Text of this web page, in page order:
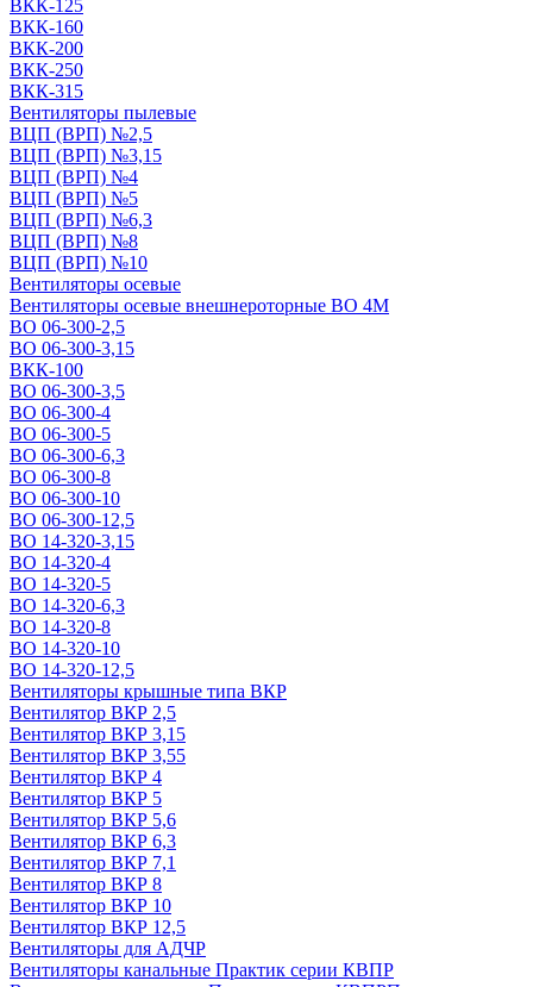
ВКК-125
ВКК-160
ВКК-200
ВКК-250
ВКК-315
Вентиляторы пылевые
ВЦП (ВРП) №2,5
ВЦП (ВРП) №3,15
ВЦП (ВРП) №4
ВЦП (ВРП) №5
ВЦП (ВРП) №6,3
ВЦП (ВРП) №8
ВЦП (ВРП) №10
Вентиляторы осевые
Вентиляторы осевые внешнероторные ВО 4М
ВО 06-300-2,5
ВО 06-300-3,15
ВКК-100
ВО 06-300-3,5
ВО 06-300-4
ВО 06-300-5
ВО 06-300-6,3
ВО 06-300-8
ВО 06-300-10
ВО 06-300-12,5
ВО 14-320-3,15
ВО 14-320-4
ВО 14-320-5
ВО 14-320-6,3
ВО 14-320-8
ВО 14-320-10
ВО 14-320-12,5
Вентиляторы крышные типа ВКР
Вентилятор ВКР 2,5
Вентилятор ВКР 3,15
Вентилятор ВКР 3,55
Вентилятор ВКР 4
Вентилятор ВКР 5
Вентилятор ВКР 5,6
Вентилятор ВКР 6,3
Вентилятор ВКР 7,1
Вентилятор ВКР 8
Вентилятор ВКР 10
Вентилятор ВКР 12,5
Вентиляторы для АДЧР
Вентиляторы канальные Практик серии КВПР